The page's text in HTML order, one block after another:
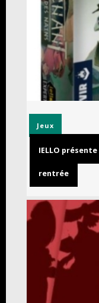
Jeux
IELLO
rentrée